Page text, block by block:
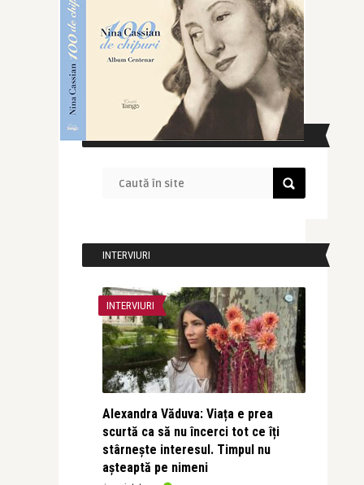
CAUTĂ ÎN SITE
INTERVIURI
INTERVIURI
Alexandra Văduva: Viața e prea
scurtă ca să nu încerci tot ce îți
stârnește interesul. Timpul nu
așteaptă pe nimeni